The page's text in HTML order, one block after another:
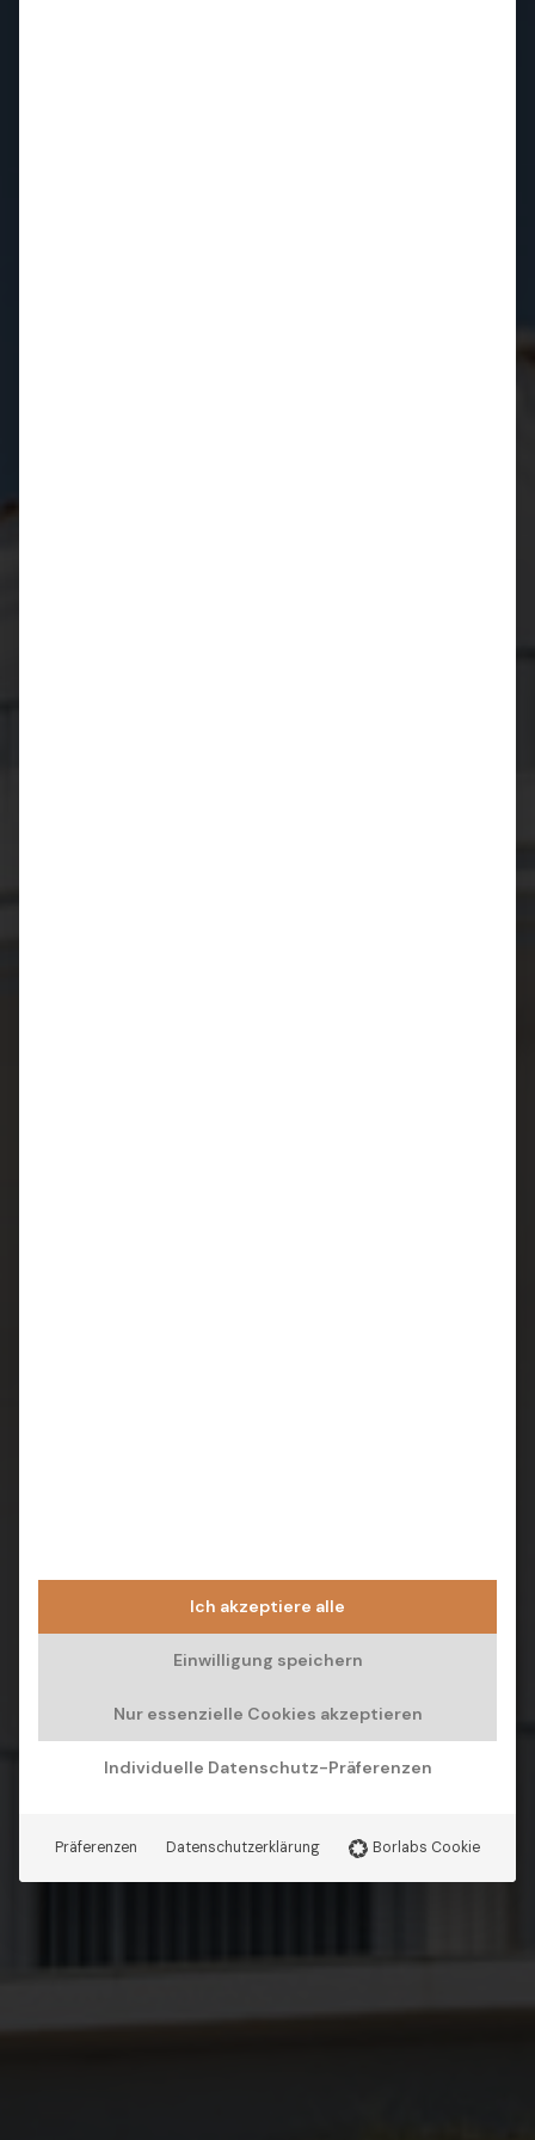
Ich akzeptiere alle
Einwilligung speichern
Nur essenzielle Cookies akzeptieren
Individuelle Datenschutz-Präferenzen
Präferenzen Datenschutzerklärung Borlabs Cookie